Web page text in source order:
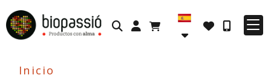
Identifícate
Inicio